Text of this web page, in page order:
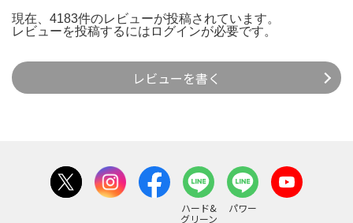
現在、4183件のレビューが投稿されています。
レビューを投稿するには ログインが必要です。
レビューを書く
ハード&
グリーン
パワー